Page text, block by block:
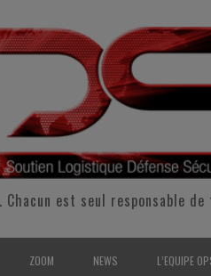
est seul responsable
ZOOM NEWS L’EQUIPE